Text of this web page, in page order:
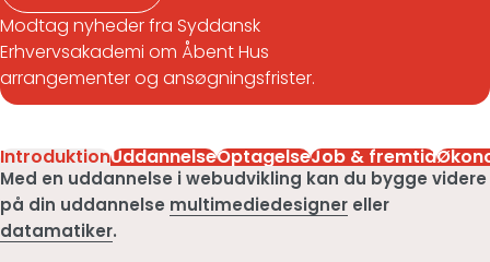
Modtag nyheder fra Syddansk
Erhvervsakademi om Åbent Hus
arrangementer og ansøgningsfrister.
IntroduktionUddannelseOptagelseJob & fremtid
Med en uddannelse i webudvikling kan du bygge videre
på din uddannelse multimediedesigner eller
datamatiker.